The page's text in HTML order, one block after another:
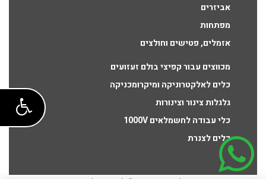
אביזרים
מפתחות
אזמלים, פטישים וחולצים
מכווצים עבור קפיצי בולם זעזועים
כלים לאלקטרוניקה ומיקרומכניקה
גלגלות צינור וצינורות
כלי עבודה לחשמלאים 1000V
כלים לצנרת